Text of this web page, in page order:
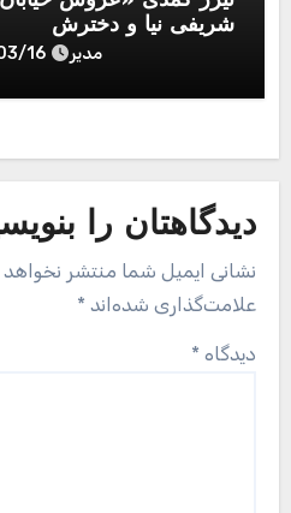
شریفی نیا و دخترش
مدیر 16
دیدگاهتان را
نشانی ایمیل شما منتشر
علامت‌گذاری شده‌اند *
دیدگاه *